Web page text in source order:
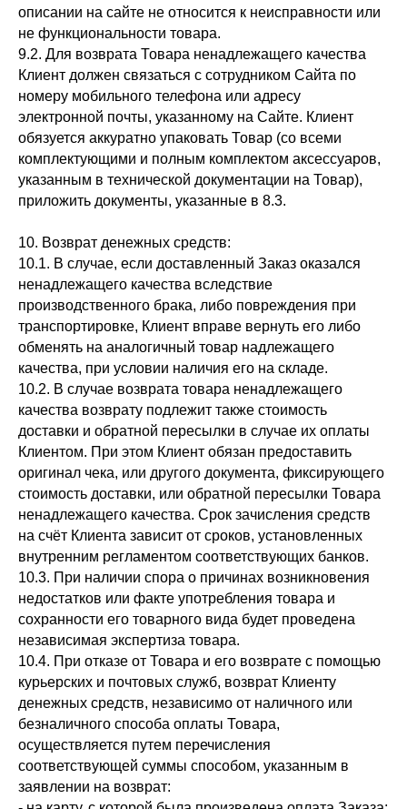
описании на сайте не относится к неисправности или
не функциональности товара.
9.2. Для возврата Товара ненадлежащего качества
Клиент должен связаться с сотрудником Сайта по
номеру мобильного телефона или адресу
электронной почты, указанному на Сайте. Клиент
обязуется аккуратно упаковать Товар (со всеми
комплектующими и полным комплектом аксессуаров,
указанным в технической документации на Товар),
приложить документы, указанные в 8.3.
10. Возврат денежных средств:
10.1. В случае, если доставленный Заказ оказался
ненадлежащего качества вследствие
производственного брака, либо повреждения при
транспортировке, Клиент вправе вернуть его либо
обменять на аналогичный товар надлежащего
качества, при условии наличия его на складе.
10.2. В случае возврата товара ненадлежащего
качества возврату подлежит также стоимость
доставки и обратной пересылки в случае их оплаты
Клиентом. При этом Клиент обязан предоставить
оригинал чека, или другого документа, фиксирующего
стоимость доставки, или обратной пересылки Товара
ненадлежащего качества. Срок зачисления средств
на счёт Клиента зависит от сроков, установленных
внутренним регламентом соответствующих банков.
10.3. При наличии спора о причинах возникновения
недостатков или факте употребления товара и
сохранности его товарного вида будет проведена
независимая экспертиза товара.
10.4. При отказе от Товара и его возврате с помощью
курьерских и почтовых служб, возврат Клиенту
денежных средств, независимо от наличного или
безналичного способа оплаты Товара,
осуществляется путем перечисления
соответствующей суммы способом, указанным в
заявлении на возврат: